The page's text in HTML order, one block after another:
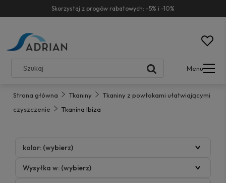
Skorzystaj z progów rabatowych: -5% i -10%
Menu
Strona główna Tkaniny
Tkaniny z powłokami ułatwiającymi
czyszczenie
Tkanina Ibiza
kolor: (wybierz)
Wysyłka w: (wybierz)